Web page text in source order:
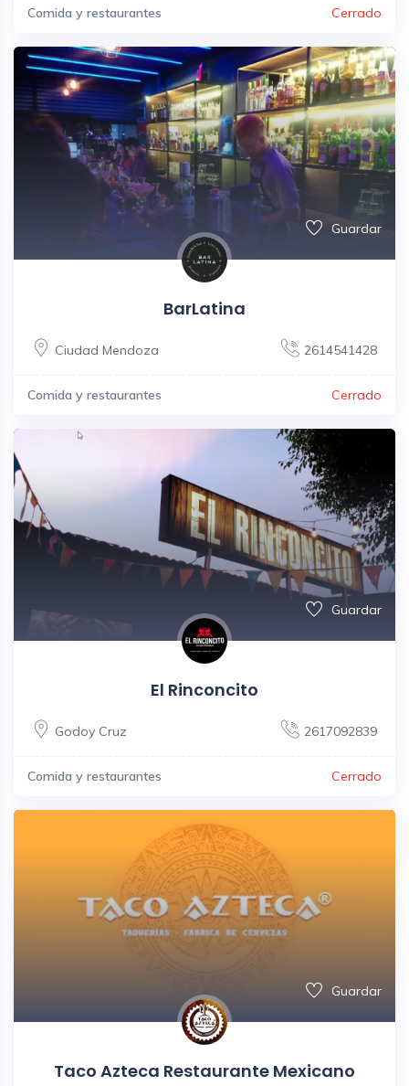
Comida y restaurantes Cerrado
Guardar
BarLatina
Ciudad Mendoza 2614541428
Comida y restaurantes Cerrado
Guardar
El Rinconcito
Godoy Cruz 2617092839
Comida y restaurantes Cerrado
Guardar
Taco Azteca Restaurante Mexicano